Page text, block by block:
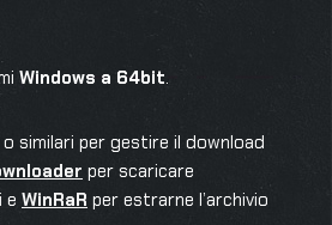
Windows a 64bit.
o similari per gestire il download
per scaricare
e WinRaR per estrarne l’archivio